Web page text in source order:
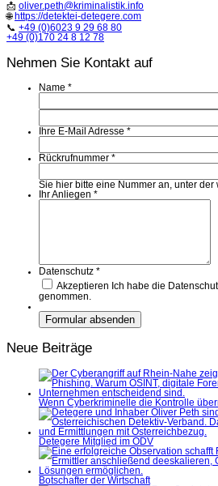
📩 oliver.peth@kriminalistik.info
🌐 https://detektei-detegere.com
📞 +49 (0)6023 9 29 68 80
+49 (0)170 24 8 12 78
Nehmen Sie Kontakt auf
Name *
Ihre E-Mail Adresse *
Rückrufnummer *
Sie hier bitte eine Nummer an, unter der
Ihr Anliegen *
Datenschutz *
Akzeptieren Ich habe die
genommen.
Neue Beiträge
Wenn Cyberkriminelle die Kontrolle
Detegere Mitglied im ÖDV
Botschafter der Wirtschaft